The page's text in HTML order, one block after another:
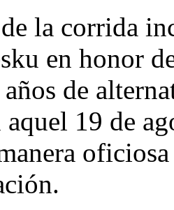
la corrida
en honor
de
19 de